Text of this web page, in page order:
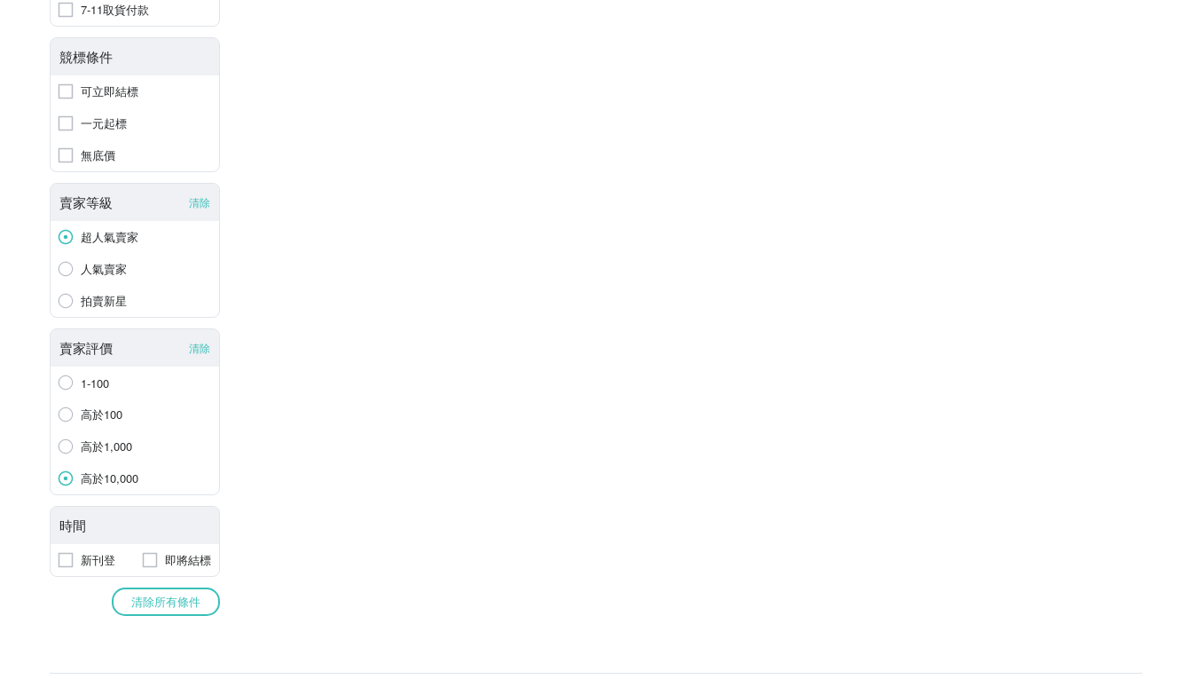
7-11取貨付款
競標條件
可立即結標
一元起標
無底價
賣家等級 清除
超人氣賣家
人氣賣家
拍賣新星
賣家評價 清除
1-100
高於100
高於1,000
高於10,000
時間
新刊登 即將結標
清除所有條件